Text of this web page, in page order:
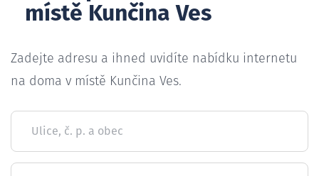
místě Kunčina Ves
Zadejte adresu a ihned uvidíte nabídku internetu
na doma v místě Kunčina Ves.
Ulice, č. p. a obec